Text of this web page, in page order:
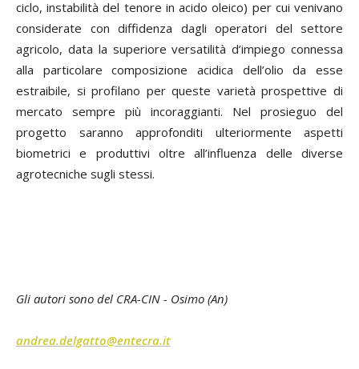
ciclo, instabilità del tenore in acido oleico) per cui venivano
considerate con diffidenza dagli operatori del settore
agricolo, data la superiore versatilità d’impiego connessa
alla particolare composizione acidica dell’olio da esse
estraibile, si profilano per queste varietà prospettive di
mercato sempre più incoraggianti. Nel prosieguo del
progetto saranno approfonditi ulteriormente aspetti
biometrici e produttivi oltre all’influenza delle diverse
agrotecniche sugli stessi.
Gli autori sono del CRA-CIN - Osimo (An)
andrea.delgatto@entecra.it